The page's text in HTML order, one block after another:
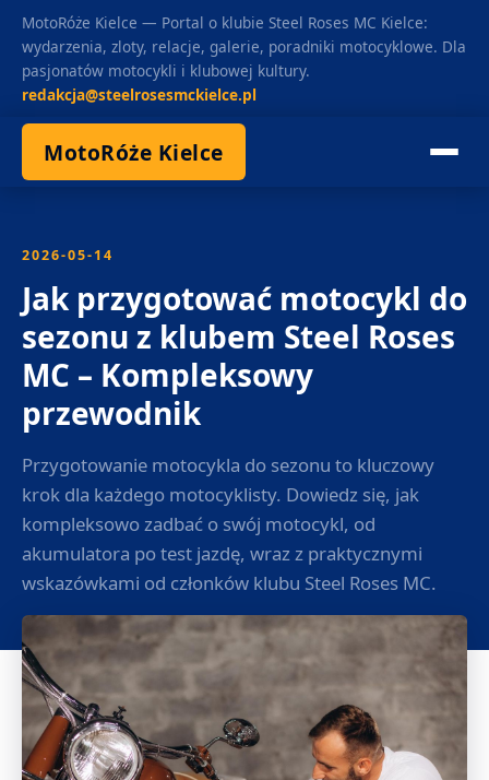
MotoRóże Kielce — Portal o klubie Steel Roses MC Kielce:
wydarzenia, zloty, relacje, galerie, poradniki motocyklowe. Dla
pasjonatów motocykli i klubowej kultury.
redakcja@steelrosesmckielce.pl
MotoRóże Kielce
2026-05-14
Jak przygotować motocykl do
sezonu z klubem Steel Roses
MC – Kompleksowy
przewodnik
Przygotowanie motocykla do sezonu to kluczowy
krok dla każdego motocyklisty. Dowiedz się, jak
kompleksowo zadbać o swój motocykl, od
akumulatora po test jazdę, wraz z praktycznymi
wskazówkami od członków klubu Steel Roses MC.